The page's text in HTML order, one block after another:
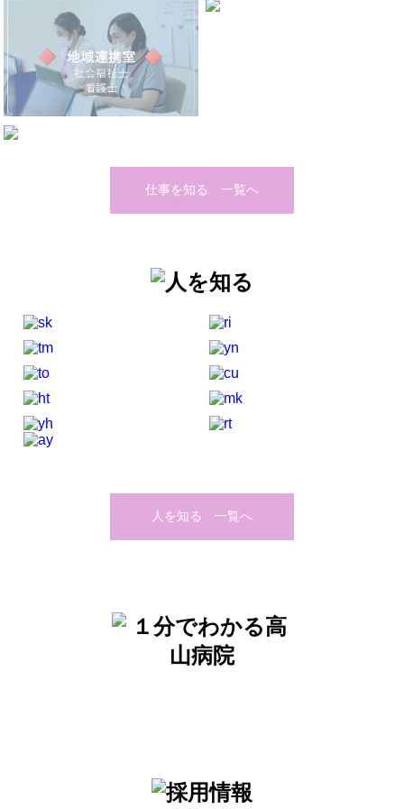
仕事を知る 一覧へ
人を知る 一覧へ